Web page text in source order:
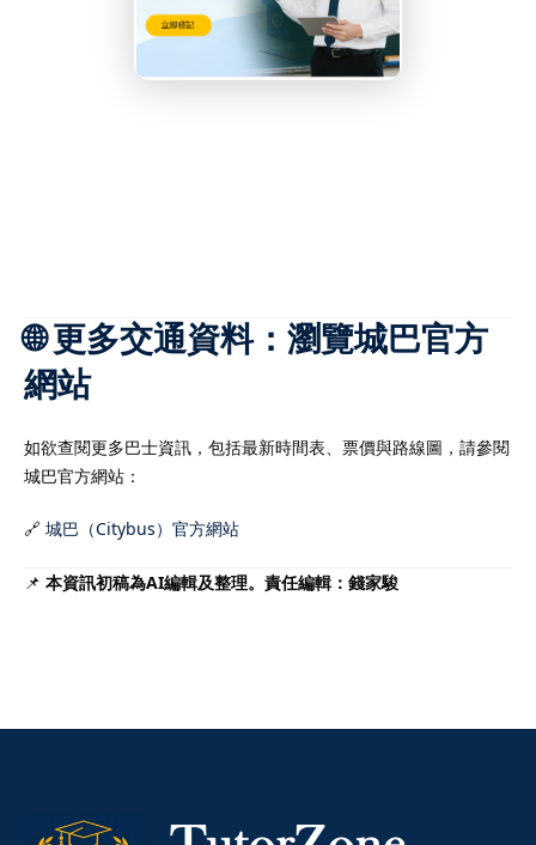
🌐 更多交通資料：瀏覽城巴官方
網站
如欲查閱更多巴士資訊，包括最新時間表、票價與路線圖，請參閱
城巴官方網站：
🔗 城巴（Citybus）官方網站
📌 本資訊初稿為AI編輯及整理。責任編輯：錢家駿